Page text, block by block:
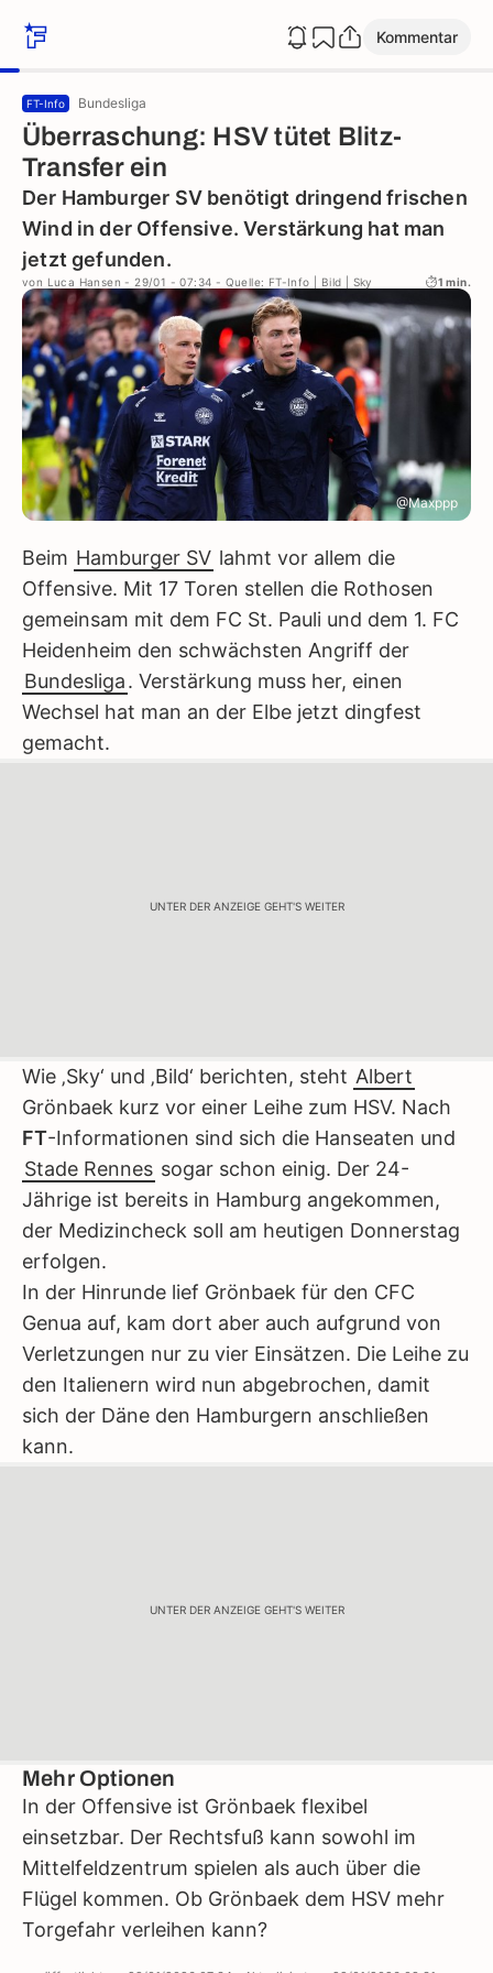
Kommentar
FT-Info Bundesliga
Überraschung: HSV tütet Blitz-
Transfer ein
Der Hamburger SV benötigt dringend frischen
Wind in der Offensive. Verstärkung hat man
jetzt gefunden.
von Luca Hansen - 29/01 - 07:34 - Quelle: FT-Info | Bild | Sky 1 min.
@Maxppp
Beim Hamburger SV lahmt vor allem die
Offensive. Mit 17 Toren stellen die Rothosen
gemeinsam mit dem FC St. Pauli und dem 1. FC
Heidenheim den schwächsten Angriff der
Bundesliga. Verstärkung muss her, einen
Wechsel hat man an der Elbe jetzt dingfest
gemacht.
UNTER DER ANZEIGE GEHT'S WEITER
Wie ‚Sky‘ und ‚Bild‘ berichten, steht Albert
Grönbaek kurz vor einer Leihe zum HSV. Nach
FT-Informationen sind sich die Hanseaten und
Stade Rennes sogar schon einig. Der 24-
Jährige ist bereits in Hamburg angekommen,
der Medizincheck soll am heutigen Donnerstag
erfolgen.
In der Hinrunde lief Grönbaek für den CFC
Genua auf, kam dort aber auch aufgrund von
Verletzungen nur zu vier Einsätzen. Die Leihe zu
den Italienern wird nun abgebrochen, damit
sich der Däne den Hamburgern anschließen
kann.
UNTER DER ANZEIGE GEHT'S WEITER
Mehr Optionen
In der Offensive ist Grönbaek flexibel
einsetzbar. Der Rechtsfuß kann sowohl im
Mittelfeldzentrum spielen als auch über die
Flügel kommen. Ob Grönbaek dem HSV mehr
Torgefahr verleihen kann?